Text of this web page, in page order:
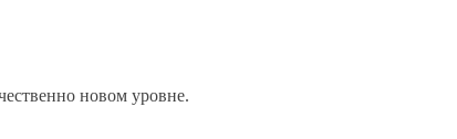
новом уровне.